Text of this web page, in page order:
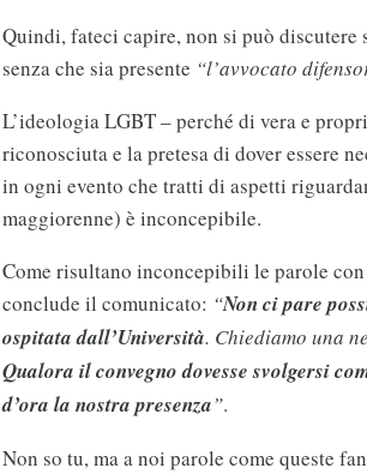
Quindi, fateci capire, non si può
senza che sia presente “l’avvocato
L’ideologia LGBT – perché di vera e
riconosciuta e la pretesa di dover essere
in ogni evento che tratti di aspetti
maggiorenne) è inconcepibile.
Come risultano inconcepibili le parole
conclude il comunicato: “Non ci pare
ospitata dall’Università. Chiediamo una
Qualora il convegno dovesse svolgersi
d’ora la nostra presenza”.
Non so tu, ma a noi parole come queste